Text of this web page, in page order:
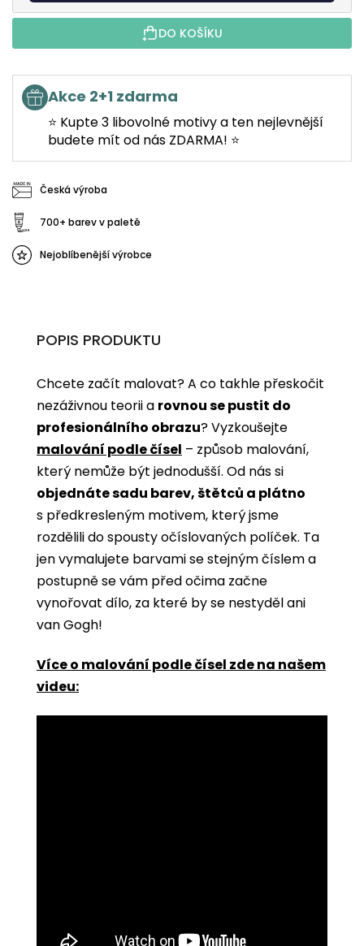
DO KOŠÍKU
Akce 2+1 zdarma
⭐ Kupte 3 libovolné motivy a ten nejlevnější
budete mít od nás ZDARMA! ⭐
Česká výroba
700+ barev v paletě
Nejoblíbenější výrobce
POPIS PRODUKTU
Chcete začít malovat? A co takhle přeskočit
nezáživnou teorii a rovnou se pustit do
profesionálního obrazu? Vyzkoušejte
malování podle čísel ­­– způsob malování,
který nemůže být jednodušší. Od nás si
objednáte sadu barev, štětců a plátno
s předkresleným motivem, který jsme
rozdělili do spousty očíslovaných políček. Ta
jen vymalujete barvami se stejným číslem a
postupně se vám před očima začne
vynořovat dílo, za které by se nestyděl ani
van Gogh!
Více o malování podle čísel zde na našem
videu: